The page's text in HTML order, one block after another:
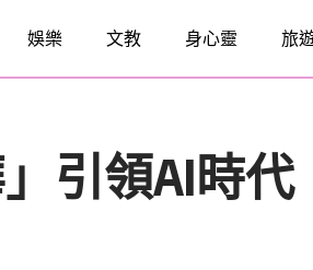
娛樂 文教 身心靈 旅
引領AI時